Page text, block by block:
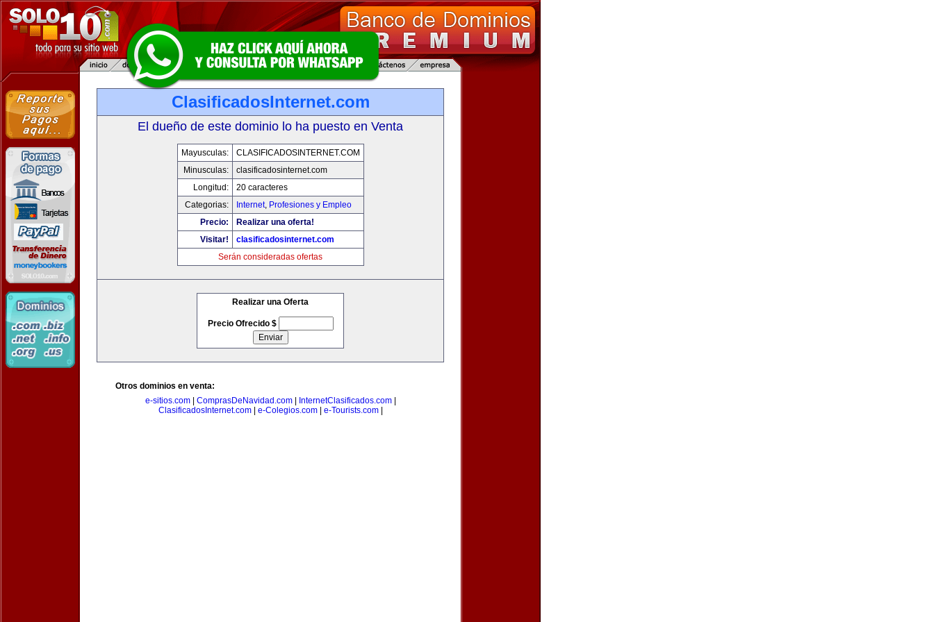
ClasificadosInternet.com
El dueño de este dominio lo ha puesto en Venta
Mayusculas:
CLASIFICADOSINTERNET.COM
Minusculas:
clasificadosinternet.com
Longitud:
20 caracteres
Categorias:
Internet, Profesiones y Empleo
Precio:
Realizar una oferta!
Visitar!
clasificadosinternet.com
Serán consideradas ofertas
Realizar una Oferta
Precio Ofrecido $
Otros dominios en venta:
e-sitios.com| ComprasDeNavidad.com| InternetClasificados.com|
ClasificadosInternet.com| e-Colegios.com| e-Tourists.com|